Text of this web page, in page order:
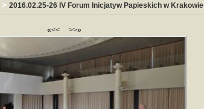
> 2016.02.25-26 IV Forum Inicjatyw Papieskich w Krakowie
«<< >>»